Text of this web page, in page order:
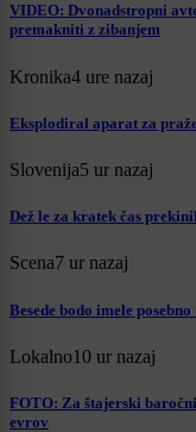
VIDEO: Dvonadstropni
premakniti z zibanjem
Kronika4 ure nazaj
Eksplodiral aparat za
Slovenija5 ur nazaj
Dež le za kratek čas
Scena7 ur nazaj
Besede bodo imele
Lokalno10 ur nazaj
FOTO: Za štajerski
evrov